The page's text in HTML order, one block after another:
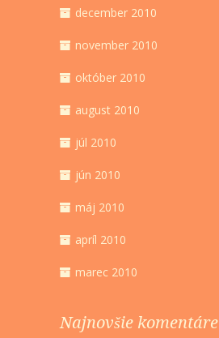
december 2010
november 2010
október 2010
august 2010
júl 2010
jún 2010
máj 2010
apríl 2010
marec 2010
Najnovšie komentáre